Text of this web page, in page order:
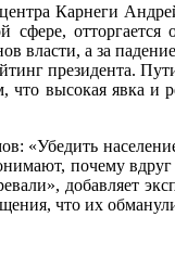
Карнеги
сфере,
а за
президента.
высокая явка и
почему
добавляет
что их